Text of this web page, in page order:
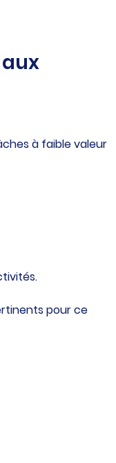
à faible valeur
pour ce